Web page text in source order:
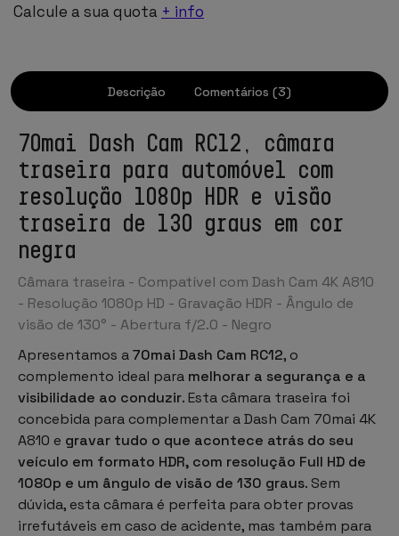
Calcule a sua quota + info
Descrição Comentários (3)
70mai Dash Cam RC12, câmara
traseira para automóvel com
resolução 1080p HDR e visão
traseira de 130 graus em cor
negra
Câmara traseira - Compatível com Dash Cam 4K A810
- Resolução 1080p HD - Gravação HDR - Ângulo de
visão de 130° - Abertura f/2.0 - Negro
Apresentamos a70mai Dash Cam RC12, o
complemento ideal para melhorar a segurança e a
visibilidade ao conduzir. Esta câmara traseira foi
concebida para complementar a Dash Cam 70mai 4K
A810 e gravar tudo o que acontece atrás do seu
veículo em formato HDR, com resolução Full HD de
1080p e um ângulo de visão de 130 graus. Sem
dúvida, esta câmara é perfeita para obter provas
irrefutáveis em caso de acidente, mas também para